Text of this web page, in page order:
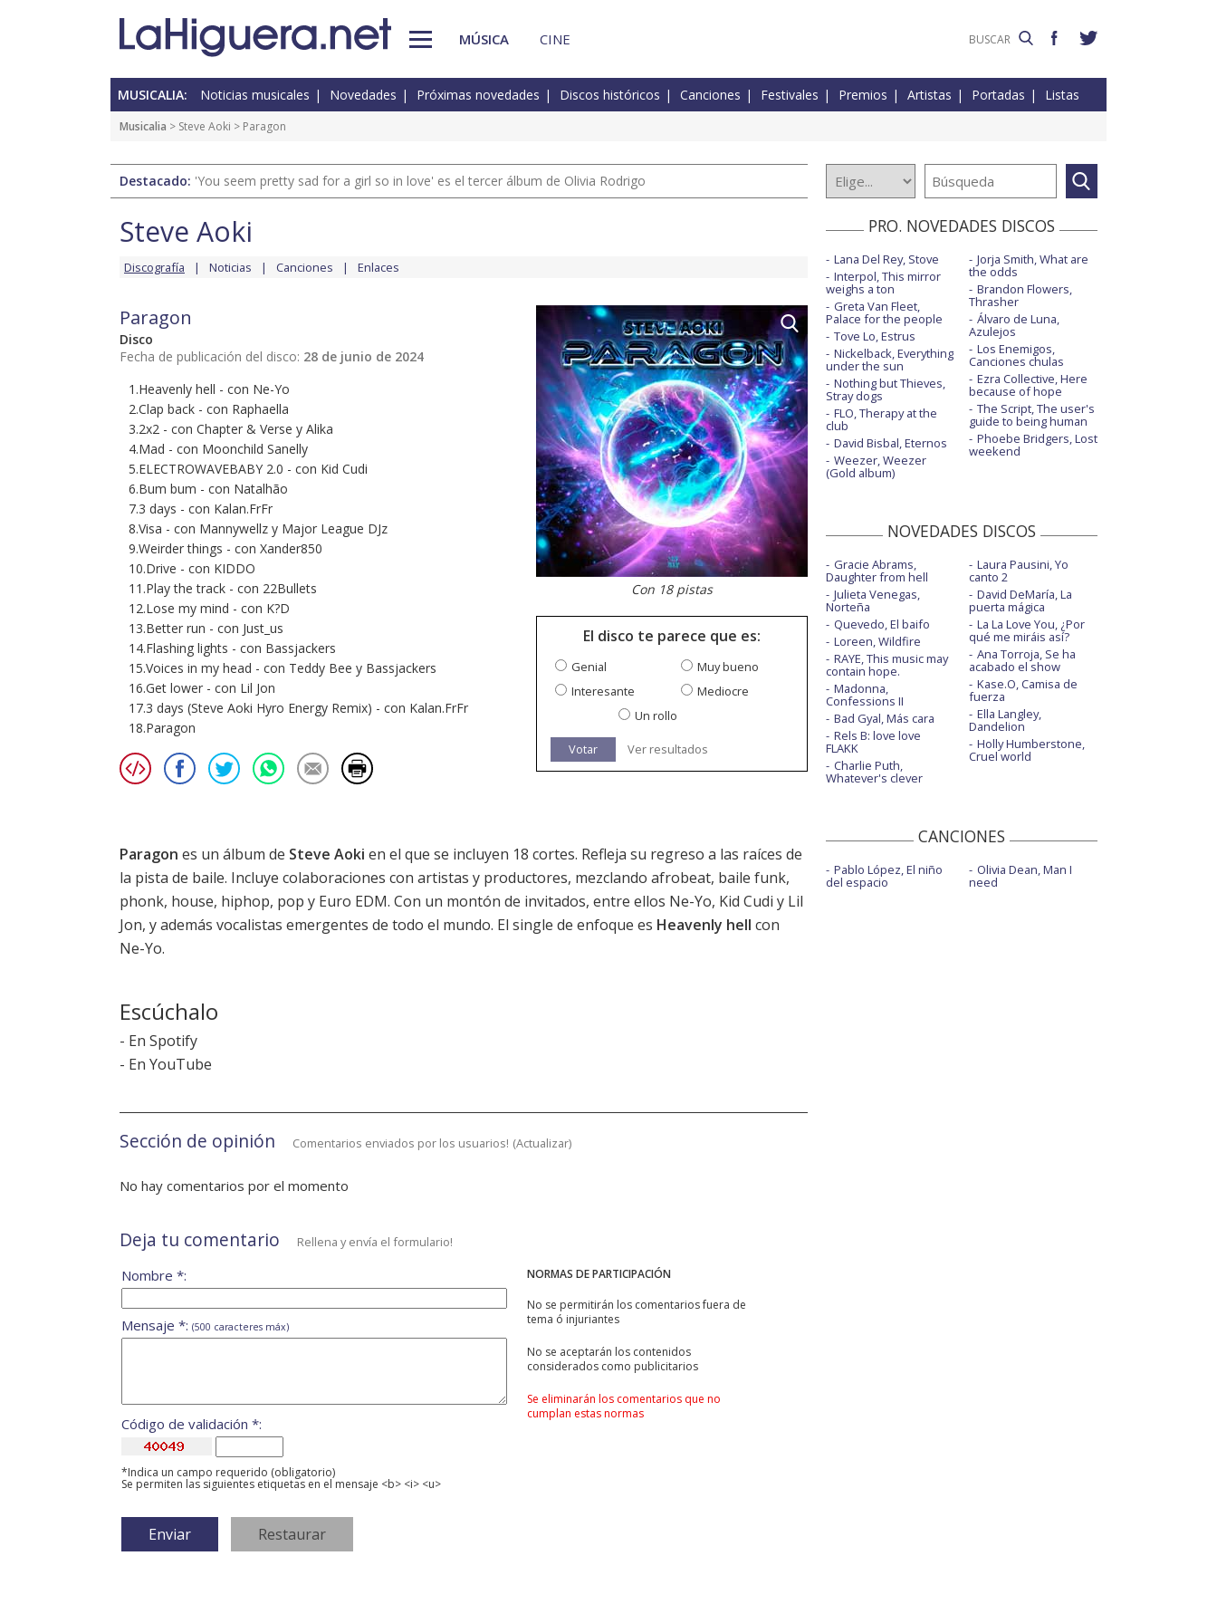
MÚSICA CINE
MUSICALIA: Noticias musicales Novedades Próximas novedades Discos históricos Canciones Festivales Premios Artistas Portadas Listas
Musicalia > Steve Aoki > Paragon
Destacado: 'You seem pretty sad for a girl so in love' es el tercer álbum de Olivia Rodrigo
Steve Aoki
Discografía Noticias Canciones Enlaces
Paragon
Disco
Fecha de publicación del disco: 28 de junio de 2024
1.Heavenly hell - con Ne-Yo
2.Clap back - con Raphaella
3.2x2 - con Chapter & Verse y Alika
4.Mad - con Moonchild Sanelly
5.ELECTROWAVEBABY 2.0 - con Kid Cudi
6.Bum bum - con Natalhão
7.3 days - con Kalan.FrFr
8.Visa - con Mannywellz y Major League DJz
9.Weirder things - con Xander850
10.Drive - con KIDDO
11.Play the track - con 22Bullets
12.Lose my mind - con K?D
13.Better run - con Just_us
14.Flashing lights - con Bassjackers
15.Voices in my head - con Teddy Bee y Bassjackers
16.Get lower - con Lil Jon
17.3 days (Steve Aoki Hyro Energy Remix) - con Kalan.FrFr
18.Paragon
Con 18 pistas
El disco te parece que es:
Genial
Muy bueno
Interesante
Mediocre
Un rollo
Votar Ver resultados
Paragon es un álbum de Steve Aoki en el que se incluyen 18 cortes. Refleja su regreso a las raíces de
la pista de baile. Incluye colaboraciones con artistas y productores, mezclando afrobeat, baile funk,
phonk, house, hiphop, pop y Euro EDM. Con un montón de invitados, entre ellos Ne-Yo, Kid Cudi y Lil
Jon, y además vocalistas emergentes de todo el mundo. El single de enfoque es Heavenly hell con
Ne-Yo.
Escúchalo
- En Spotify
- En YouTube
Sección de opinión Comentarios enviados por los usuarios! (Actualizar)
No hay comentarios por el momento
Deja tu comentario Rellena y envía el formulario!
NORMAS DE PARTICIPACIÓN
No se permitirán los comentarios fuera de
tema ó injuriantes
No se aceptarán los contenidos
considerados como publicitarios
Se eliminarán los comentarios que no
cumplan estas normas
Nombre *:
Mensaje *: (500 caracteres máx)
Código de validación *:
*Indica un campo requerido (obligatorio)
Se permiten las siguientes etiquetas en el mensaje <b> <i> <u>
PRO. NOVEDADES DISCOS
Lana Del Rey, Stove
Interpol, This mirror
weighs a ton
Greta Van Fleet,
Palace for the people
Tove Lo, Estrus
Nickelback, Everything
under the sun
Nothing but Thieves,
Stray dogs
FLO, Therapy at the
club
David Bisbal, Eternos
Weezer, Weezer
(Gold album)
Jorja Smith, What are
the odds
Brandon Flowers,
Thrasher
Álvaro de Luna,
Azulejos
Los Enemigos,
Canciones chulas
Ezra Collective, Here
because of hope
The Script, The user's
guide to being human
Phoebe Bridgers, Lost
weekend
NOVEDADES DISCOS
Gracie Abrams,
Daughter from hell
Julieta Venegas,
Norteña
Quevedo, El baifo
Loreen, Wildfire
RAYE, This music may
contain hope.
Madonna,
Confessions II
Bad Gyal, Más cara
Rels B: love love
FLAKK
Charlie Puth,
Whatever's clever
Laura Pausini, Yo
canto 2
David DeMaría, La
puerta mágica
La La Love You, ¿Por
qué me miráis así?
Ana Torroja, Se ha
acabado el show
Kase.O, Camisa de
fuerza
Ella Langley,
Dandelion
Holly Humberstone,
Cruel world
CANCIONES
Pablo López, El niño
del espacio
Olivia Dean, Man I
need